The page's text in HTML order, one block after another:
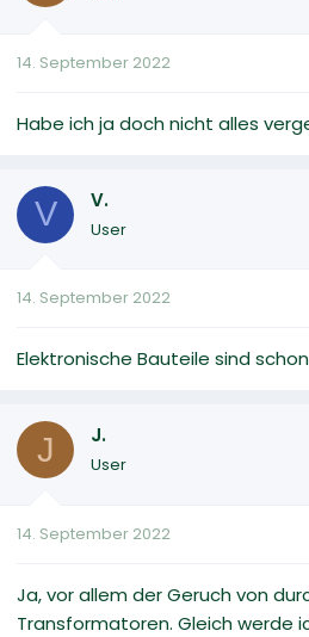
14. September 2022
Habe ich ja doch nicht alles
V V.
User
14. September 2022
Elektronische Bauteile sind
J J.
User
14. September 2022
Ja, vor allem der Geruch von
Transformatoren. Gleich werde